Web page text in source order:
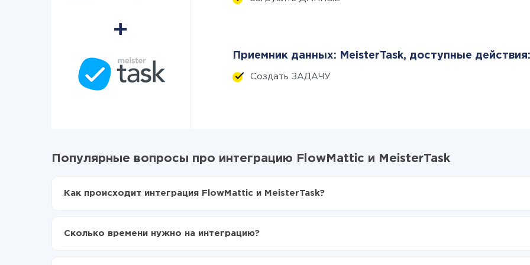
Приемник данных: MeisterTask, доступные действия:
Создать ЗАДАЧУ
Популярные вопросы про интеграцию FlowMattic и MeisterTask
Как происходит интеграция FlowMattic и MeisterTask?
Включаете автообновление
Сколько времени нужно на интеграцию?